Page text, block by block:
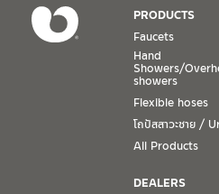
1. A proof of purchase, or
to validate product warranty
the date of purchase. In the
purchase, no warranty claims
2. To be eligible for warranty
its proper working condition. If
cracks, or impact breakage are
PRODUCTS
Faucets
Hand
Showers/
showers
Flexible hoses
โถปัสสาวะชาย /
All Products
DEALERS